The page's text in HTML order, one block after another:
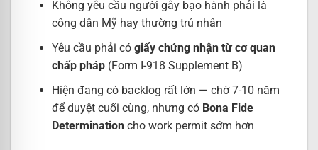
Không yêu cầu người gây bạo hành phải là
công dân Mỹ hay thường trú nhân
Yêu cầu phải có giấy chứng nhận từ cơ quan
chấp pháp(Form I-918 Supplement B)
Hiện đang có backlog rất lớn — chờ 7-10 năm
để duyệt cuối cùng, nhưng có Bona Fide
Determinationcho work permit sớm hơn